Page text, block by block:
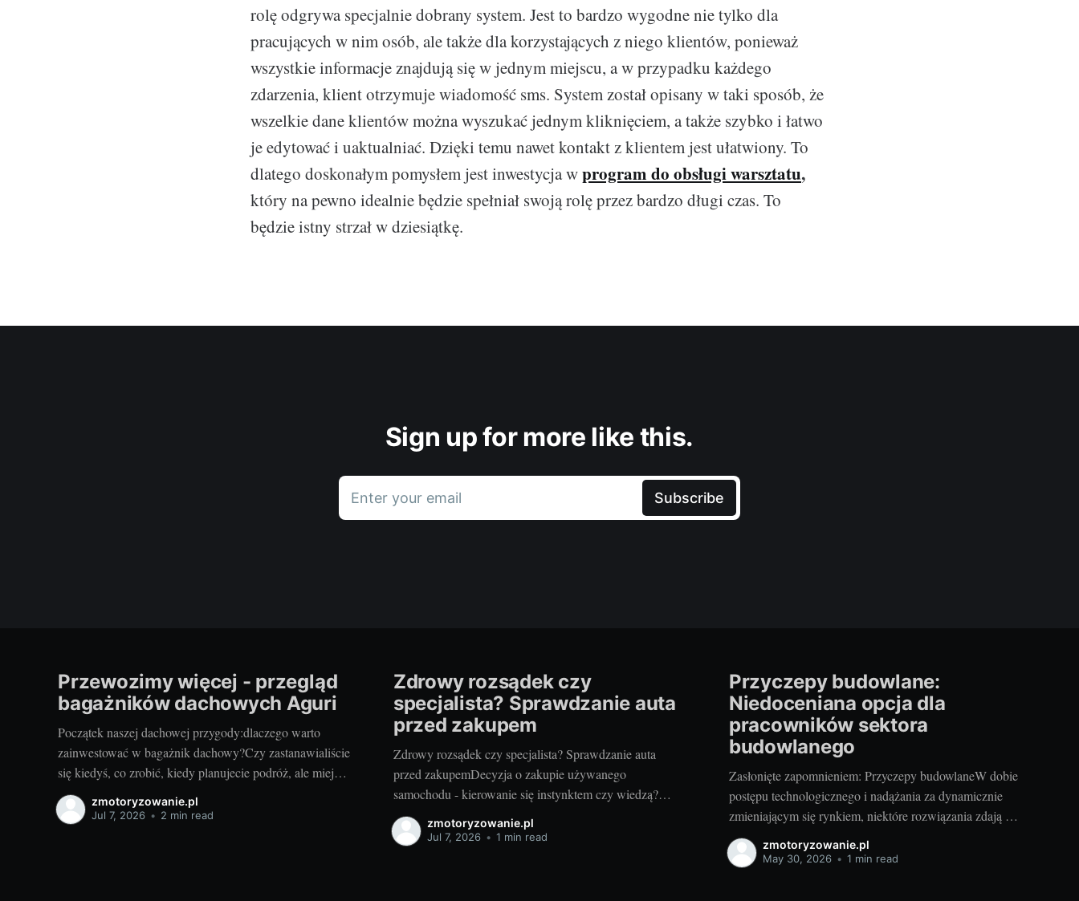
rolę odgrywa specjalnie dobrany system. Jest to bardzo wygodne nie tylko dla
pracujących w nim osób, ale także dla korzystających z niego klientów, ponieważ
wszystkie informacje znajdują się w jednym miejscu, a w przypadku każdego
zdarzenia, klient otrzymuje wiadomość sms. System został opisany w taki sposób, że
wszelkie dane klientów można wyszukać jednym kliknięciem, a także szybko i łatwo
je edytować i uaktualniać. Dzięki temu nawet kontakt z klientem jest ułatwiony. To
dlatego doskonałym pomysłem jest inwestycja wprogram do obsługi warsztatu,
który na pewno idealnie będzie spełniał swoją rolę przez bardzo długi czas. To
będzie istny strzał w dziesiątkę.
Sign up for more like this.
Enter your email Subscribe
Przewozimy więcej - przegląd
bagażników dachowych Aguri
Początek naszej dachowej przygody:dlaczego warto
zainwestować w bagażnik dachowy?Czy zastanawialiście
się kiedyś, co zrobić, kiedy planujecie podróż, ale miejsca
w bagażniku samochodowym zaczyna brakować?
Rozwiązaniem może być bagażnik dachowy! To
zmotoryzowanie.pl
Jul 7, 2026 • 2 min read
Zdrowy rozsądek czy
specjalista? Sprawdzanie auta
przed zakupem
Zdrowy rozsądek czy specjalista? Sprawdzanie auta
przed zakupemDecyzja o zakupie używanego
samochodu - kierowanie się instynktem czy wiedzą?
Każda decyzja o zainwestowaniu w używany samochód
to spore wyzwanie. Jako pasjonaci motoryzacji często
zmotoryzowanie.pl
Jul 7, 2026 • 1 min read
Przyczepy budowlane:
Niedoceniana opcja dla
pracowników sektora
budowlanego
Zasłonięte zapomnieniem: Przyczepy budowlaneW dobie
postępu technologicznego i nadążania za dynamicznie
zmieniającym się rynkiem, niektóre rozwiązania zdają się
być zapomniane, a ich użyteczność niedoceniana. Tak
jest w przypadku przyczep budowlanych, nazywanych
zmotoryzowanie.pl
May 30, 2026 • 1 min read